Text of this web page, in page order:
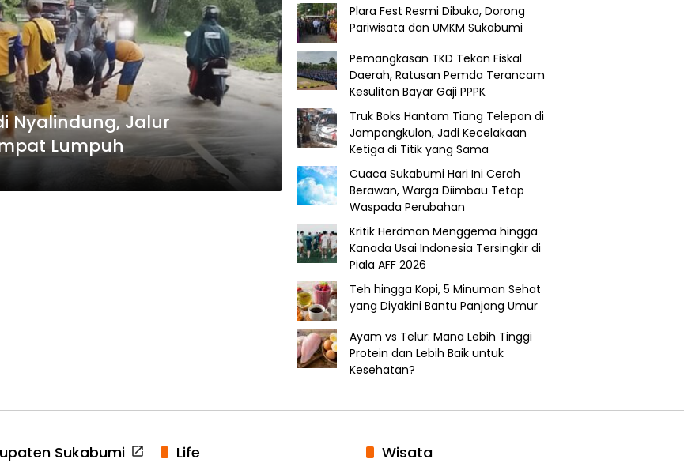
Nyalindung, Jalur
Lumpuh
Plara Fest Resmi Dibuka, Dorong
Pariwisata dan UMKM Sukabumi
Pemangkasan TKD Tekan Fiskal
Daerah, Ratusan Pemda Terancam
Kesulitan Bayar Gaji PPPK
Truk Boks Hantam Tiang Telepon di
Jampangkulon, Jadi Kecelakaan
Ketiga di Titik yang Sama
Cuaca Sukabumi Hari Ini Cerah
Berawan, Warga Diimbau Tetap
Waspada Perubahan
Kritik Herdman Menggema hingga
Kanada Usai Indonesia Tersingkir di
Piala AFF 2026
Teh hingga Kopi, 5 Minuman Sehat
yang Diyakini Bantu Panjang Umur
Ayam vs Telur: Mana Lebih Tinggi
Protein dan Lebih Baik untuk
Kesehatan?
Sukabumi Life Wisata